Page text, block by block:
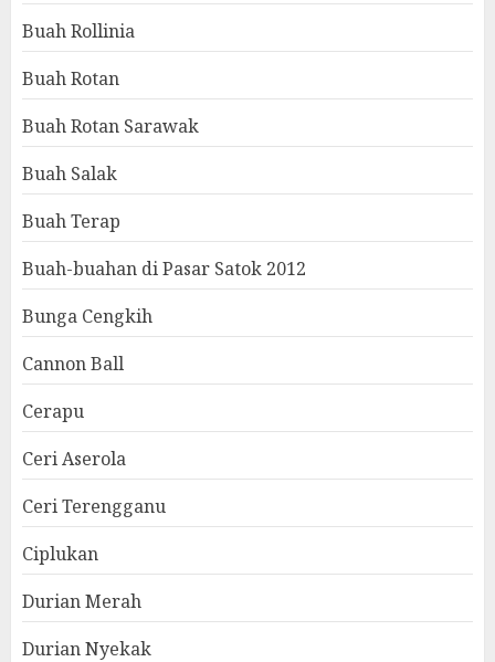
Buah Rollinia
Buah Rotan
Buah Rotan Sarawak
Buah Salak
Buah Terap
Buah-buahan di Pasar Satok 2012
Bunga Cengkih
Cannon Ball
Cerapu
Ceri Aserola
Ceri Terengganu
Ciplukan
Durian Merah
Durian Nyekak